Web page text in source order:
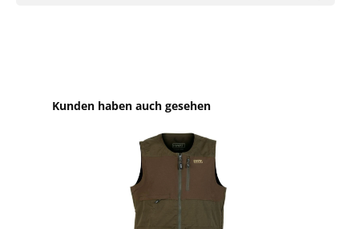
Produktgalerie überspringen
Kunden haben auch gesehen